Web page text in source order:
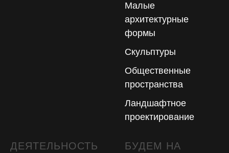
Малые
архитектурные
формы
Скульптуры
Общественные
пространства
Ландшафтное
проектирование
ДЕЯТЕЛЬНОСТЬ
БУДЕМ НА